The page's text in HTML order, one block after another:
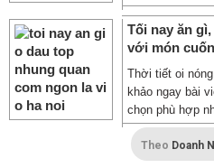
Tối nay ăn
với món
Thời tiết oi
khảo ngay bài
chọn phù hợp
Theo Doanh